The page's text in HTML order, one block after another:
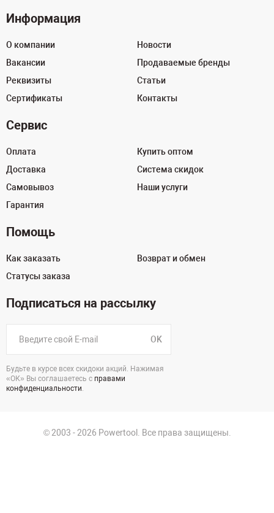
Информация
О компании
Вакансии
Реквизиты
Сертификаты
Новости
Продаваемые бренды
Статьи
Контакты
Сервис
Оплата
Доставка
Самовывоз
Гарантия
Купить оптом
Система скидок
Наши услуги
Помощь
Как заказать
Статусы заказа
Возврат и обмен
Подписаться на рассылку
OK
Будьте в курсе всех скидоки акций. Нажимая
«ОК» Вы соглашаетесь с правами
конфиденциальности.
© 2003 - 2026 Powertool. Все права защищены.